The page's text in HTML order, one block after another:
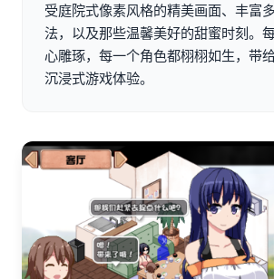
受庭院式像素风格的精美画面、丰富
法，以及那些温馨美好的甜蜜时刻。
心雕琢，每一个角色都栩栩如生，带
沉浸式游戏体验。